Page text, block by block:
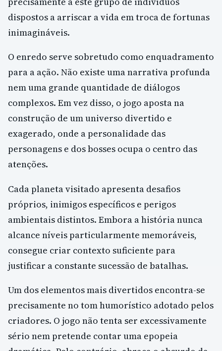
dispostos a arriscar a vida em troca de fortunas
inimagináveis.
O enredo serve sobretudo como enquadramento
para a ação. Não existe uma narrativa profunda
nem uma grande quantidade de diálogos
complexos. Em vez disso, o jogo aposta na
construção de um universo divertido e
exagerado, onde a personalidade das
personagens e dos bosses ocupa o centro das
atenções.
Cada planeta visitado apresenta desafios
próprios, inimigos específicos e perigos
ambientais distintos. Embora a história nunca
alcance níveis particularmente memoráveis,
consegue criar contexto suficiente para
justificar a constante sucessão de batalhas.
Um dos elementos mais divertidos encontra-se
precisamente no tom humorístico adotado pelos
criadores. O jogo não tenta ser excessivamente
sério nem pretende contar uma epopeia